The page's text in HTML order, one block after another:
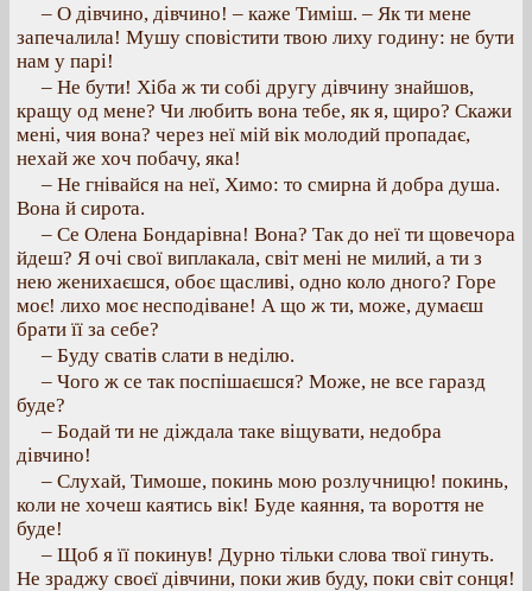
– О дівчино, дівчино! – каже Тиміш. – Як ти мене
запечалила! Мушу сповістити твою лиху годину: не бути
нам у парі!
– Не бути! Хіба ж ти собі другу дівчину знайшов,
кращу од мене? Чи любить вона тебе, як я, щиро? Скажи
мені, чия вона? через неї мій вік молодий пропадає,
нехай же хоч побачу, яка!
– Не гнівайся на неї, Химо: то смирна й добра душа.
Вона й сирота.
– Се Олена Бондарівна! Вона? Так до неї ти щовечора
йдеш? Я очі свої виплакала, світ мені не милий, а ти з
нею женихаєшся, обоє щасливі, одно коло дного? Горе
моє! лихо моє несподіване! А що ж ти, може, думаєш
брати її за себе?
– Буду сватів слати в неділю.
– Чого ж се так поспішаєшся? Може, не все гаразд
буде?
– Бодай ти не діждала таке віщувати, недобра
дівчино!
– Слухай, Тимоше, покинь мою розлучницю! покинь,
коли не хочеш каятись вік! Буде каяння, та вороття не
буде!
– Щоб я її покинув! Дурно тільки слова твої гинуть.
Не зраджу своєї дівчини, поки жив буду, поки світ сонця!